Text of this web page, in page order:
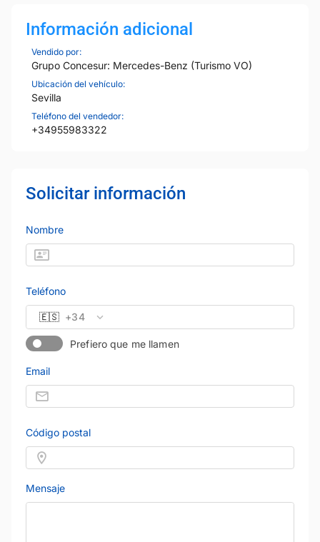
Información adicional
Vendido por:
Grupo Concesur: Mercedes-Benz (Turismo VO)
Ubicación del vehículo:
Sevilla
Teléfono del vendedor:
+34955983322
Solicitar información
Nombre
Teléfono
🇪🇸 +34
Prefiero que me llamen
Email
Código postal
Mensaje